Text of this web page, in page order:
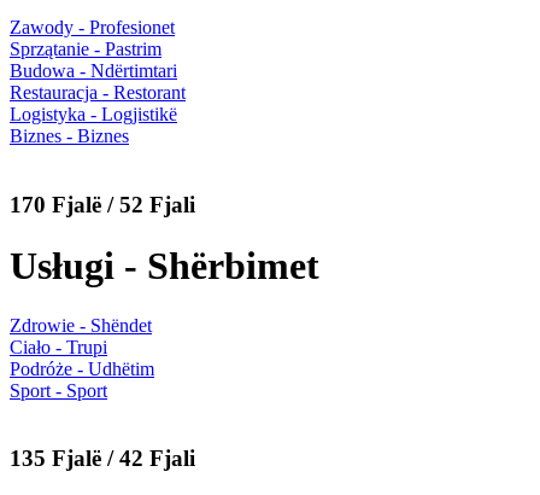
Zawody - Profesionet
Sprzątanie - Pastrim
Budowa - Ndërtimtari
Restauracja - Restorant
Logistyka - Logjistikë
Biznes - Biznes
170 Fjalë / 52 Fjali
Usługi - Shërbimet
Zdrowie - Shëndet
Ciało - Trupi
Podróże - Udhëtim
Sport - Sport
135 Fjalë / 42 Fjali